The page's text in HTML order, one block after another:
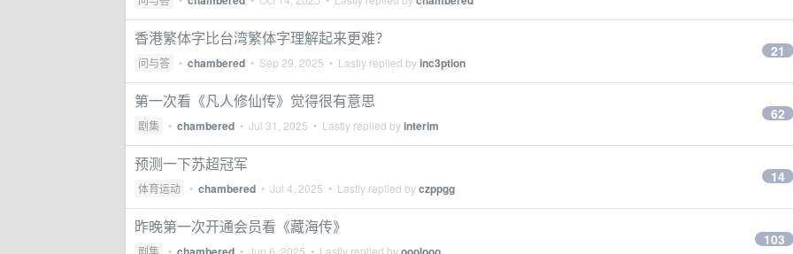
香港繁体字比台湾繁体字理解起来更难？
问与答 • chambered • Sep 29, 2025 • Lastly replied byinc3ption
21
第一次看《凡人修仙传》觉得很有意思
剧集 • chambered • Jul 31, 2025 • Lastly replied byinterim
62
预测一下苏超冠军
体育运动 • chambered • Jul 4, 2025 • Lastly replied byczppgg
14
昨晚第一次开通会员看《藏海传》
剧集 • • Jun 6, 2025 • Lastly replied by
103